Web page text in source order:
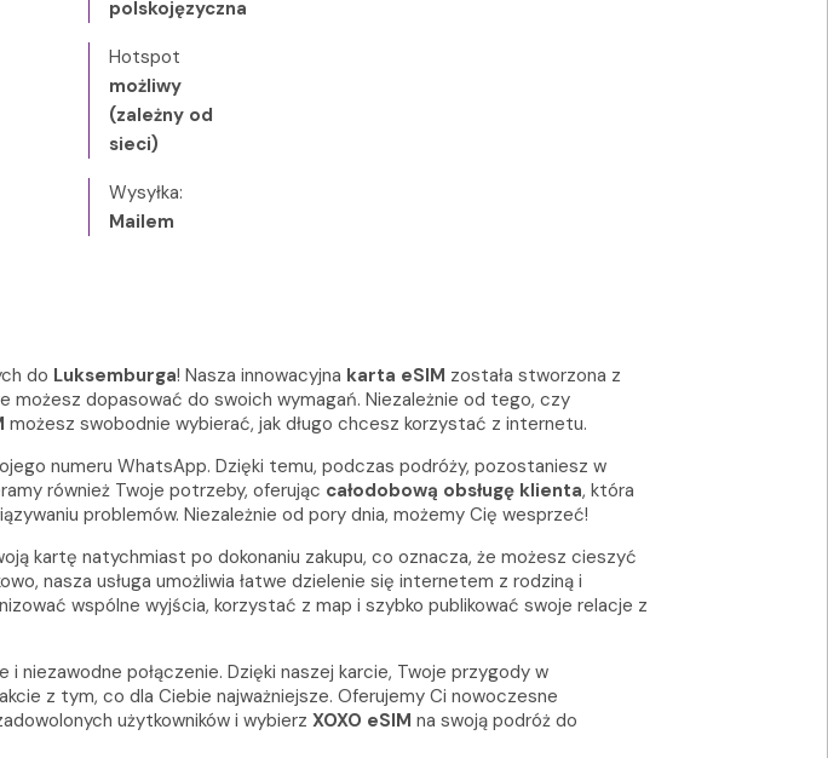
polskojęzyczna
Hotspot
możliwy
(zależny od
sieci)
Wysyłka:
Mailem
do Luksemburga! Nasza innowacyjna karta eSIM została stworzona z
możesz dopasować do swoich wymagań. Niezależnie od tego, czy
możesz swobodnie wybierać, jak długo chcesz korzystać z internetu.
numeru WhatsApp. Dzięki temu, podczas podróży, pozostaniesz w
również Twoje potrzeby, oferując całodobową obsługę klienta, która
problemów. Niezależnie od pory dnia, możemy Cię wesprzeć!
kartę natychmiast po dokonaniu zakupu, co oznacza, że możesz cieszyć
nasza usługa umożliwia łatwe dzielenie się internetem z rodziną i
wspólne wyjścia, korzystać z map i szybko publikować swoje relacje z
niezawodne połączenie. Dzięki naszej karcie, Twoje przygody w
z tym, co dla Ciebie najważniejsze. Oferujemy Ci nowoczesne
użytkowników i wybierz XOXO eSIM na swoją podróż do